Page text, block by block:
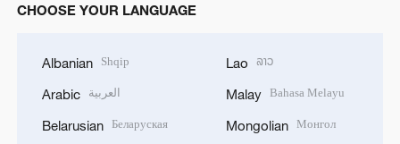
CHOOSE YOUR LANGUAGE
Albanian Shqip
Arabic العربية
Belarusian Беларуская
Lao ລາວ
Malay Bahasa Melayu
Mongolian Монгол